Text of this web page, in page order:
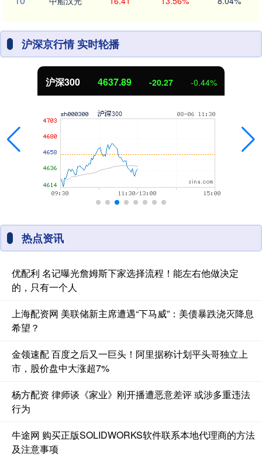
沪深京行情 实时轮播
北证50 1115.17 -4.29 -0.38%
热点资讯
优配利 名记曝光詹姆斯下家选择流程！能左右他做决定
的，只有一个人
上海配资网 美联储新主席遭遇“下马威”：美债暴跌浇灭降息
希望？
金领速配 百度之后又一巨头！阿里据称计划平头哥独立上
市，股价盘中大涨超7%
杨方配资 律师谈《家业》刚开播遭恶意差评 或涉多重违法
行为
牛途网 购买正版SOLIDWORKS软件联系本地代理商的方法
及注意事项